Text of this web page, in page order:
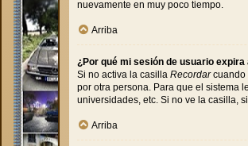
nuevamente en muy poco tiempo.
Arriba
¿Por qué mi sesión de usuario
Si no activa la casilla Recordarcuando
por otra persona. Para que el sistema
universidades, etc. Si no ve la casilla,
Arriba